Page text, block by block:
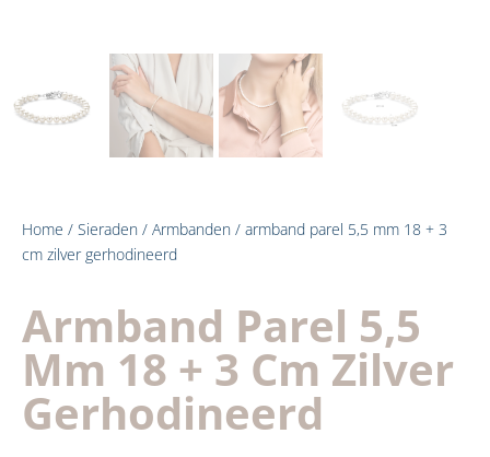
Home / Sieraden / Armbanden / armband parel 5,5 mm 18 + 3
cm zilver gerhodineerd
Armband Parel 5,5
Mm 18 + 3 Cm Zilver
Gerhodineerd